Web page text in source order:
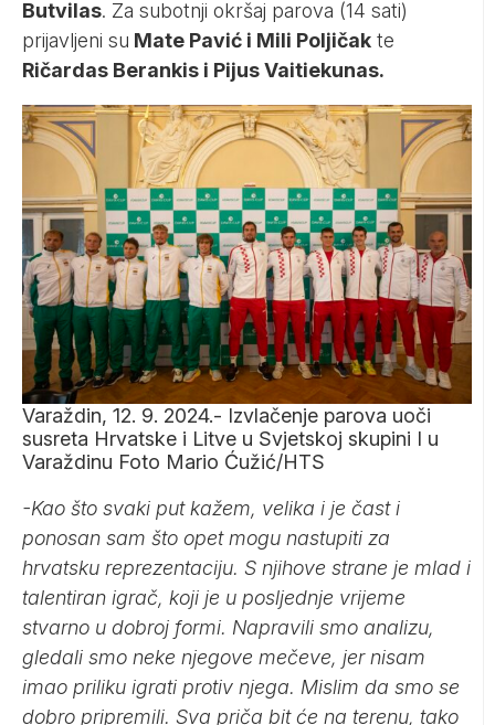
Butvilas. Za subotnji okršaj parova (14 sati)
prijavljeni su Mate Pavić i Mili Poljičak te
Ričardas Berankis i Pijus Vaitiekunas.
Varaždin, 12. 9. 2024.- Izvlačenje parova uoči
susreta Hrvatske i Litve u Svjetskoj skupini I u
Varaždinu Foto Mario Ćužić/HTS
-Kao što svaki put kažem, velika i je čast i
ponosan sam što opet mogu nastupiti za
hrvatsku reprezentaciju. S njihove strane je mlad i
talentiran igrač, koji je u posljednje vrijeme
stvarno u dobroj formi. Napravili smo analizu,
gledali smo neke njegove mečeve, jer nisam
imao priliku igrati protiv njega. Mislim da smo se
dobro pripremili. Sva priča bit će na terenu, tako